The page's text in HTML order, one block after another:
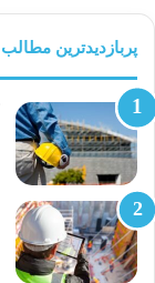
پربازدیدترین مطالب